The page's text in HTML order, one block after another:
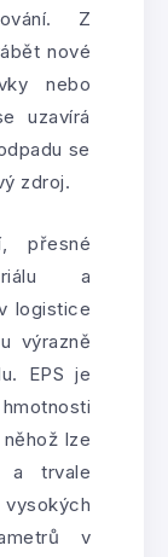
Z
nové
nebo
uzavírá
se
zdroj.
přesné
a
logistice
výrazně
EPS je
lze
a trvale
v